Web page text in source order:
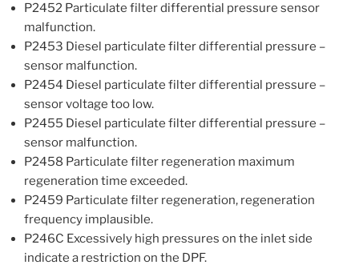
P2452 Particulate filter differential pressure sensor
malfunction.
P2453 Diesel particulate filter differential pressure –
sensor malfunction.
P2454 Diesel particulate filter differential pressure –
sensor voltage too low.
P2455 Diesel particulate filter differential pressure –
sensor malfunction.
P2458 Particulate filter regeneration maximum
regeneration time exceeded.
P2459 Particulate filter regeneration, regeneration
frequency implausible.
P246C Excessively high pressures on the inlet side
indicate a restriction on the DPF.